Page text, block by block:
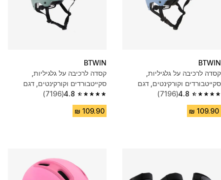
BTWIN
קסדה לרכיבה על גלגיליות,
סקייטבורדים וקורקינטים, דגם
MF500 - תכלת
4.8
4.8 out of 5 stars from 7196 reviews
(7196)
BTWIN
קסדה לרכיבה על גלגיליות,
סקייטבורדים וקורקינטים, דגם
MF500 - ירוק
4.8
4.8 out of 5 stars from 7196 reviews
(7196)